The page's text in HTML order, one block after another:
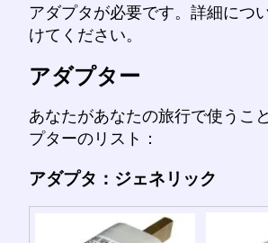
アダプタが必要です。詳細につ
けてください。
アダプター
あなたがあなたの旅行で使うこ
プターのリスト：
アダプタ：ジェネリック